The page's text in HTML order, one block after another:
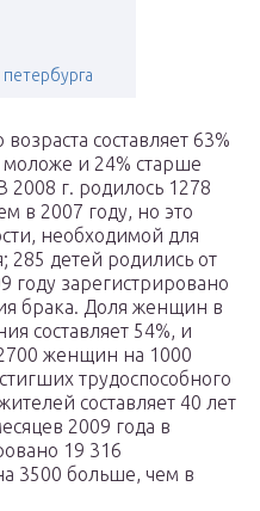
составляет 63%
и 24% старше
2008 г. родилось 1278
в 2007 году, но это
необходимой для
285 детей родились от
году зарегистрировано
брака. Доля женщин в
составляет 54%, и
женщин на 1000
трудоспособного
составляет 40 лет
2009 года в
19 316
3500 больше, чем в